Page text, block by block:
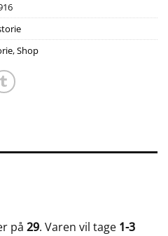
,Shop
på 29. Varen vil tage 1-3